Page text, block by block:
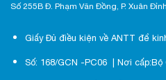
Số 255B Đ. Phạm Văn Đồng, P. Xuân
Giấy Đủ điều kiện về ANTT để
Số: 168/GCN -PC06 | Nơi cấp:Bộ